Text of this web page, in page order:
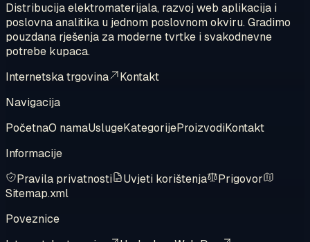
Distribucija elektromaterijala, razvoj web aplikacija i
poslovna analitika u jednom poslovnom okviru. Gradimo
pouzdana rješenja za moderne tvrtke i svakodnevne
potrebe kupaca.
Internetska trgovina
Kontakt
Navigacija
PočetnaO namaUslugeKategorijeProizvodiKontakt
Informacije
Pravila privatnosti
Uvjeti korištenja
Prigovor
Sitemap.xml
Poveznice